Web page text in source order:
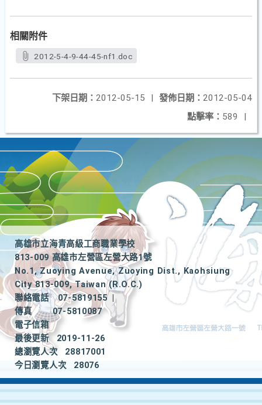
相關附件
2012-5-4-9-44-45-nf1.doc
發佈日期： 2012-05-04
下架日期： 2012-05-15
|
點擊率： 589 |
高雄市立海青高級工商職業學校
813-009 高雄市左營區左營大路1號
No.1, Zuoying Avenue, Zuoying Dist., Kaohsiung
City 813-009, Taiwan (R.O.C.)
聯絡電話
07-5819155
|
傳真
07-5810087
電子信箱
最後更新
2019-11-26
總瀏覽人次
28817001
今日瀏覽人次
28076